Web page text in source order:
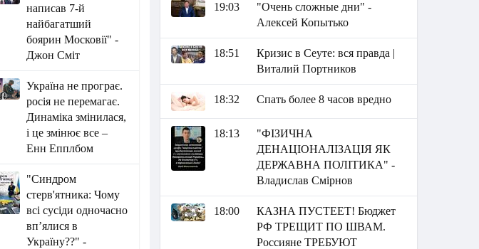
написав 7-й
найбагатший
боярин Московії" -
Джон Сміт
Україна не програє.
росія не перемагає.
Динаміка змінилася,
і це змінює все –
Енн Епплбом
"Синдром
стерв'ятника: Чому
всі сусіди одночасно
вп’ялися в
Україну??" -
19:03
"Очень сложные дни" -
Алексей Копытько
18:51
Кризис в Сеуте: вся правда |
Виталий Портников
18:32 Спать более 8 часов вредно
18:13
"ФІЗИЧНА
ДЕНАЦІОНАЛІЗАЦІЯ ЯК
ДЕРЖАВНА ПОЛІТИКА" -
Владислав Смірнов
18:00
КАЗНА ПУСТЕЕТ! Бюджет
РФ ТРЕЩИТ ПО ШВАМ.
Россияне ТРЕБУЮТ